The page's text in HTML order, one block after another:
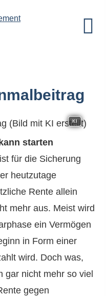
KI
starten
für die Sicherung
heutzutage
Rente allein
mehr aus. Meist wird
ein Vermögen
in Form einer
wird. Doch was,
gar nicht mehr so viel
gegen